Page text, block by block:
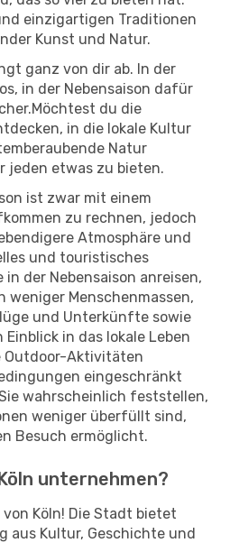
einzigartigen Traditionen
Kunst und Natur.
ganz von dir ab. In der
in der Nebensaison dafür
du die
in die lokale Kultur
Natur
jeden etwas zu bieten.
ist zwar mit einem
zu rechnen, jedoch
Atmosphäre und
und touristisches
in der Nebensaison anreisen,
weniger Menschenmassen,
und Unterkünfte sowie
in das lokale Leben
Outdoor-Aktivitäten
eingeschränkt
wahrscheinlich feststellen,
weniger überfüllt sind,
Besuch ermöglicht.
unternehmen?
Köln! Die Stadt bietet
aus Kultur, Geschichte und